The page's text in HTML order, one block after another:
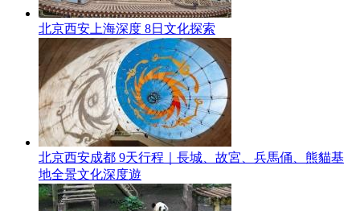
北京西安上海深度 8日文化探索
北京西安成都 9天行程｜長城、故宮、兵馬俑、熊貓基
地全景文化深度遊